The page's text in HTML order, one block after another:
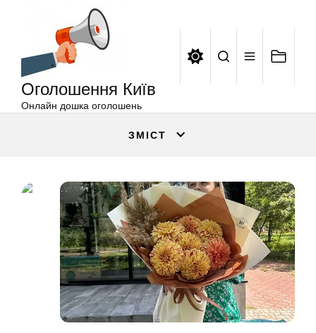
Оголошення Київ
Онлайн дошка оголошень
ЗМІСТ